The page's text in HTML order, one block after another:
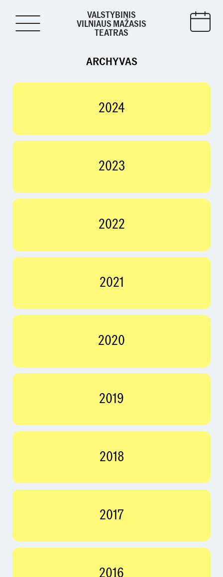
VALSTYBINIS
VILNIAUS MAŽASIS
TEATRAS
ARCHYVAS
2024
2023
2022
2021
2020
2019
2018
2017